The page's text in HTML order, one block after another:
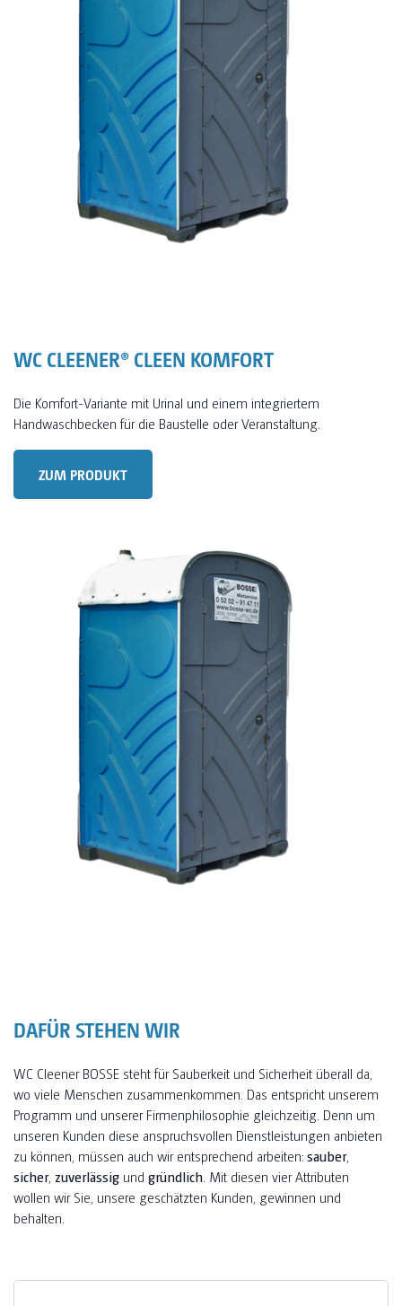
WC CLEENER® CLEEN KOMFORT
Die Komfort-Variante mit Urinal und einem integriertem
Handwaschbecken für die Baustelle oder Veranstaltung.
ZUM PRODUKT
DAFÜR STEHEN WIR
WC Cleener BOSSE steht für Sauberkeit und Sicherheit überall da,
wo viele Menschen zusammenkommen. Das entspricht unserem
Programm und unserer Firmenphilosophie gleichzeitig. Denn um
unseren Kunden diese anspruchsvollen Dienstleistungen anbieten
zu können, müssen auch wir entsprechend arbeiten:sauber,
sicher, zuverlässig und gründlich . Mit diesen vier Attributen
wollen wir Sie, unsere geschätzten Kunden, gewinnen und
behalten.